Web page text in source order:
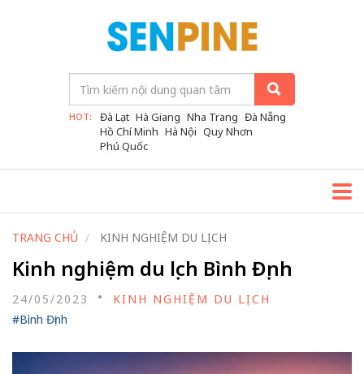
HOT: Đà Lạt Hà Giang Nha Trang Đà Nẵng
Hồ Chí Minh Hà Nội Quy Nhơn
Phú Quốc
TRANG CHỦ KINH NGHIỆM DU LỊCH
Kinh nghiệm du lịch Bình Định
24/05/2023
KINH NGHIỆM DU LỊCH
#Bình Định